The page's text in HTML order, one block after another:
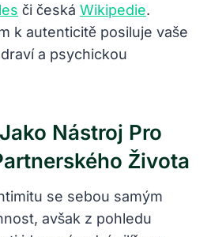
či česká Wikipedie.
k autenticitě posiluje vaše
a psychickou
Nástroj Pro
Života
se sebou samým
avšak z pohledu